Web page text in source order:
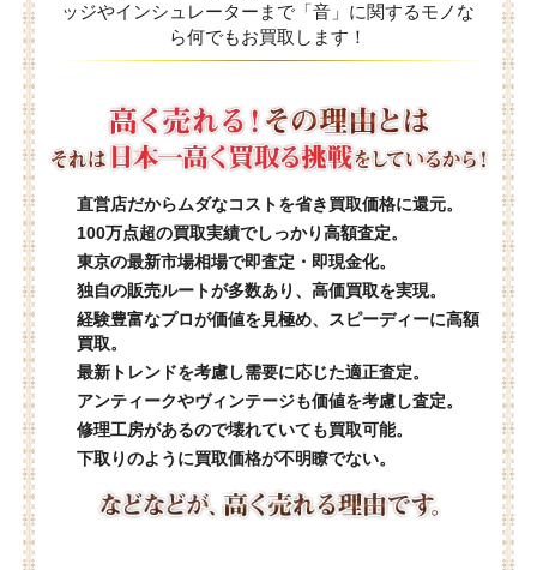
ッジやインシュレーターまで「音」に関するモノな
ら何でもお買取します！
直営店だからムダなコストを省き買取価格に還元。
100万点超の買取実績でしっかり高額査定。
東京の最新市場相場で即査定・即現金化。
独自の販売ルートが多数あり、高価買取を実現。
経験豊富なプロが価値を見極め、スピーディーに高額
買取。
最新トレンドを考慮し需要に応じた適正査定。
アンティークやヴィンテージも価値を考慮し査定。
修理工房があるので壊れていても買取可能。
下取りのように買取価格が不明瞭でない。